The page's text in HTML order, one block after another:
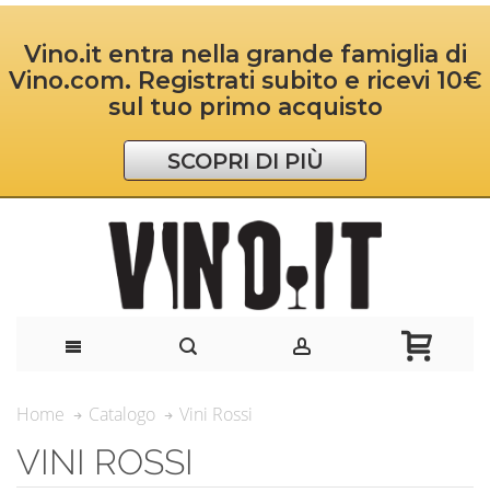
Vino.it entra nella grande famiglia di
Vino.com. Registrati subito e ricevi 10€
sul tuo primo acquisto
SCOPRI DI PIÙ
Home Catalogo Vini Rossi
VINI ROSSI